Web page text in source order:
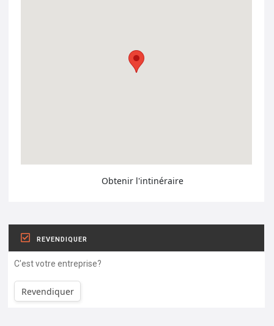
Obtenir l'intinéraire
REVENDIQUER
C'est votre entreprise?
Revendiquer